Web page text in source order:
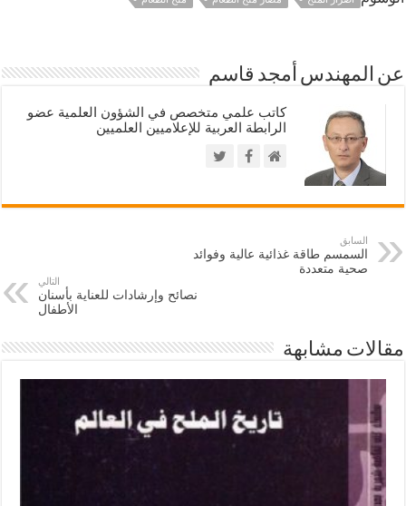
عن المهندس أمجد قاسم
كاتب علمي متخصص في الشؤون العلمية عضو
الرابطة العربية للإعلاميين العلميين
السابق
السمسم طاقة غذائية عالية وفوائد
صحية متعددة
التالي
نصائح وإرشادات للعناية بأسنان
الأطفال
مقالات مشابهة